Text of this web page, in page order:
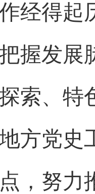
经得起
握发展
索、特
方党史
，努力